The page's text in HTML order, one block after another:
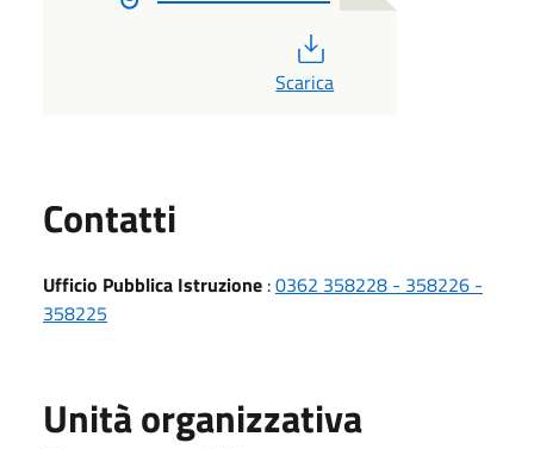
Scarica
Contatti
Ufficio Pubblica Istruzione :0362 358228 - 358226 -
358225
Unità organizzativa